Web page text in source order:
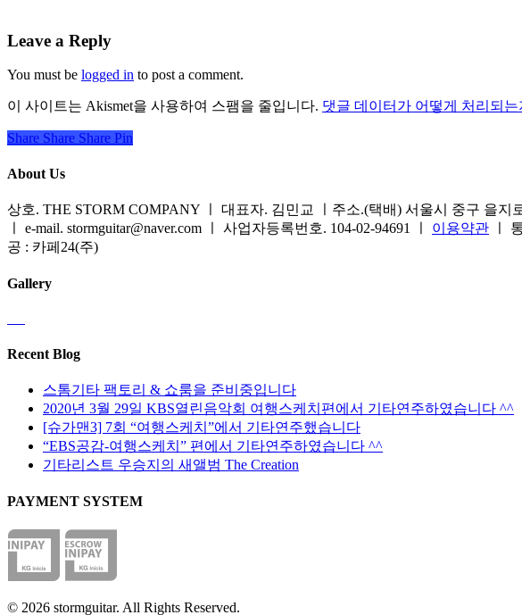
Leave a Reply
You must be logged in to post a comment.
이 사이트는 Akismet을 사용하여 스팸을 줄입니다. 댓글 데이터가 어떻게 처리되
Share
Share Share Share Pin
About Us
상호. THE STORM COMPANY ㅣ 대표자. 김민교 ㅣ주소.(택배) 서울시 중구 을지
ㅣ e-mail. stormguitar@naver.com ㅣ 사업자등록번호. 104-02-94691 ㅣ 이용약관 ㅣ
공 : 카페24(주)
Gallery
Recent Blog
스톰기타 팩토리 & 쇼룸을 준비중입니다
2020년 3월 29일 KBS열린음악회 여행스케치편에서 기타연주하였습니다 ^^
[슈가맨3] 7회 “여행스케치”에서 기타연주했습니다
“EBS공감-여행스케치” 편에서 기타연주하였습니다 ^^
기타리스트 우승지의 새앨범 The Creation
PAYMENT SYSTEM
© 2026 stormguitar. All Rights Reserved.